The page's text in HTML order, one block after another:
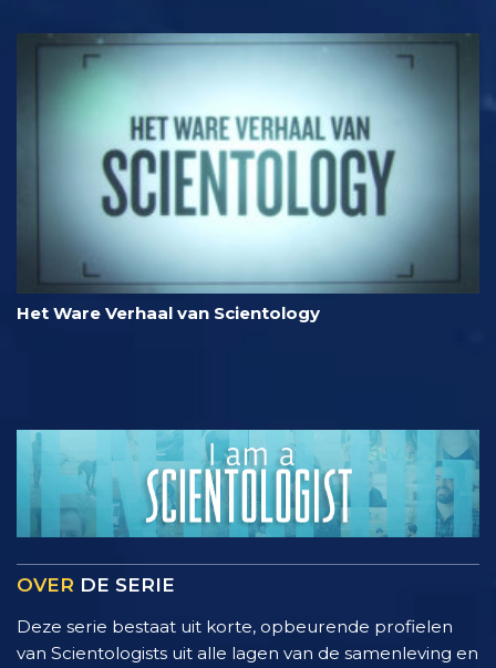
Het Ware Verhaal van Scientology
OVER DE SERIE
Deze serie bestaat uit korte, opbeurende profielen
van Scientologists uit alle lagen van de samenleving en